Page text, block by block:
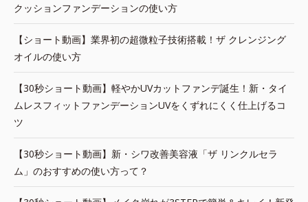
クッションファンデーションの使い方
【ショート動画】業界初の超微粒子技術搭載！ザ クレンジング
オイルの使い方
【30秒ショート動画】軽やかUVカットファンデ誕生！新・タイ
ムレスフィットファンデーションUVをくずれにくく仕上げるコ
ツ
【30秒ショート動画】新・シワ改善美容液「ザ リンクルセラ
ム」のおすすめの使い方って？